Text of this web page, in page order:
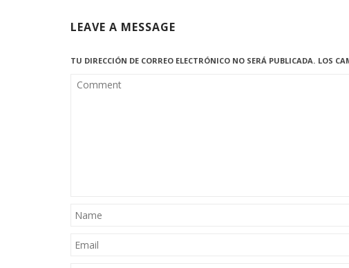
LEAVE A MESSAGE
TU DIRECCIÓN DE CORREO ELECTRÓNICO NO SERÁ PUBLICADA. LOS